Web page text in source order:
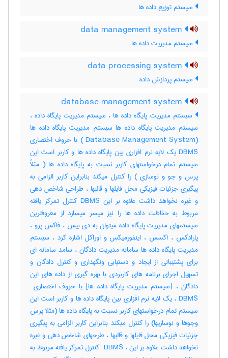
سیستم توزیع داده ها
سیستم مدیریت داده ها
سیستم پردازش داده
سیستم مدیریت پایگاه داده ها ، سیستم مدیریت پایگاه داده ،
سیستم مدیریت پایگاه داده ها سیستم مدیریت پایگاه داده ها
(Database Management System ) با حروف اختصاری
DBMS یک لایه نرم افزاری بین پایگاه داده ها و کاربر است این
سیستم تمام درخواستهای کاربر نسبت به پایگاه داده ها ( مثلاً
پرس و جو و نوسازی ) را کنترل میکند بنابراین کاربر الزامی به
پیگیری جزئیات فیزیکی محل فایلها و قالبها ، طراحی شاخص دهی
و غیره نخواهد داشت علاوه بر این DBMS کنترل تمرکز یافته
مربوط به حفاظت داده ها را نیز میسر میسازد از معروفترین
سیستمهای مدیریت پایگاه داده میتوان به دی بیس ، فاکس پرو ،
پارادکس ، اکسس ، اینفورمیکس و اوراکل اشاره کرد ، سیستم
مدیریت پایگاه داده ها سامانه مدیریت دادگان ، سامد سامانه ای
برای پشتیبانی از ایجاد و دستیابی ونگهداری و کنترل دادگان و
تسهیل اجرای برنامه های کاربردی با بهره گیری از داده های این
DBMS ، یک لایه نرم افزاری بین پایگاه داده ها و کاربر است این
سیستم تمام درخواستهای کاربر نسبت به پایگاه داده ها (مثلا پرس
وجوها و نوسازیها) را کنترل میکند بنابراین کاربر الزامی به پیگیری
جزئیات فیزیکی محل فایلها و قالبها ، طرحهای شاخص دهی و غیره
نخواهد داشت علاوه بر این ، ‎ DBMS کنترل تمرکز یافته مربوط به